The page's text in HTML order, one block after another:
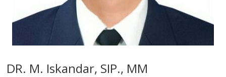
DR. M. Iskandar, SIP., MM